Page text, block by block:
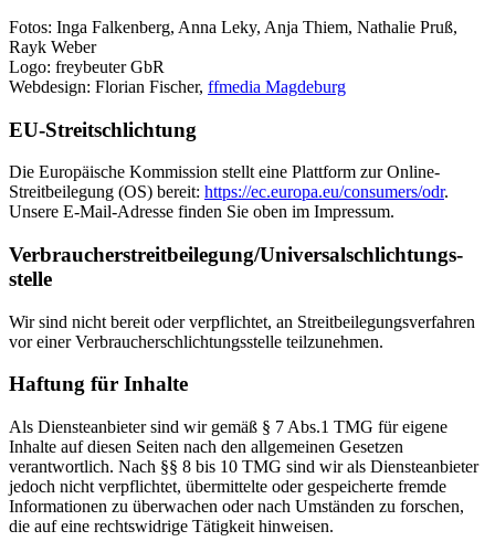
Fotos: Inga Falkenberg, Anna Leky, Anja Thiem, Nathalie Pruß,
Rayk Weber
Logo: freybeuter GbR
Webdesign: Florian Fischer, ffmedia Magdeburg
EU-Streitschlichtung
Die Europäische Kommission stellt eine Plattform zur Online-
Streitbeilegung (OS) bereit: https://ec.europa.eu/consumers/odr.
Unsere E-Mail-Adresse finden Sie oben im Impressum.
Verbraucher­streit­beilegung/Universal­schlichtungs­
stelle
Wir sind nicht bereit oder verpflichtet, an Streitbeilegungsverfahren
vor einer Verbraucherschlichtungsstelle teilzunehmen.
Haftung für Inhalte
Als Diensteanbieter sind wir gemäß § 7 Abs.1 TMG für eigene
Inhalte auf diesen Seiten nach den allgemeinen Gesetzen
verantwortlich. Nach §§ 8 bis 10 TMG sind wir als Diensteanbieter
jedoch nicht verpflichtet, übermittelte oder gespeicherte fremde
Informationen zu überwachen oder nach Umständen zu forschen,
die auf eine rechtswidrige Tätigkeit hinweisen.